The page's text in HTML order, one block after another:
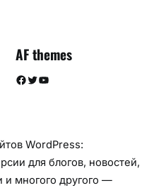
AF themes
Facebook Twitter YouTube
WordPress:
для блогов, новостей,
многого другого —